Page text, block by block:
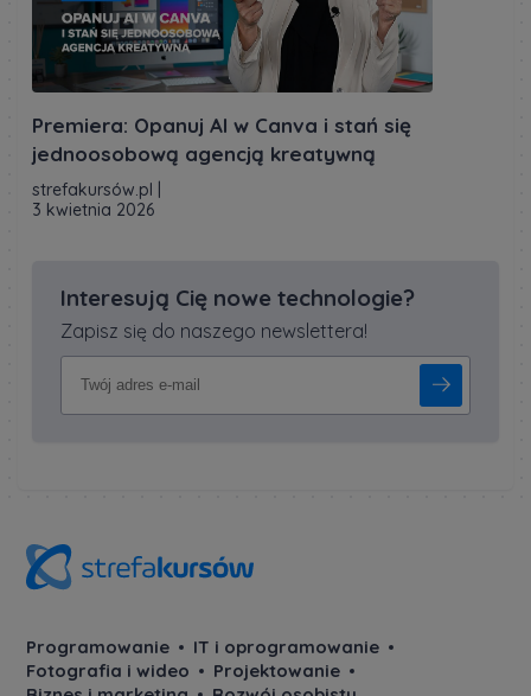
Premiera: Opanuj AI w Canva i stań się
jednoosobową agencją kreatywną
strefakursów.pl
3 kwietnia 2026
Interesują Cię nowe technologie?
Zapisz się do naszego newslettera!
Programowanie
IT i oprogramowanie
Fotografia i wideo
Projektowanie